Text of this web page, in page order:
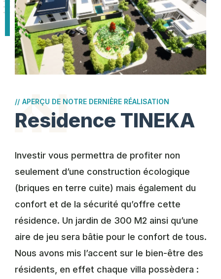
// APERÇU DE NOTRE DERNIÈRE RÉALISATION
Residence TINEKA
Investir vous permettra de profiter non
seulement d’une construction écologique
(briques en terre cuite) mais également du
confort et de la sécurité qu’offre cette
résidence. Un jardin de 300 M2 ainsi qu’une
aire de jeu sera bâtie pour le confort de tous.
Nous avons mis l’accent sur le bien-être des
résidents, en effet chaque villa possèdera :